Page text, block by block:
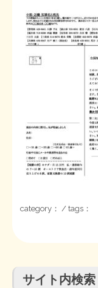
【国の、本当の】財源
シン財源はあなたです
日本経済を解説するヤ
マネクリ戦士 RED &
STOPインボイス作品集
たかの経世済民イラスト
旧・財源研究室について
チラシ発行部数
旧・財研出版について
category： / tags：
サイト内検索